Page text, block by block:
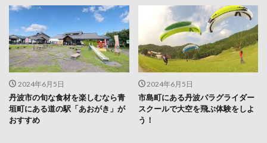
2024年6月5日
丹波市の旬な食材を楽しむなら青
垣町にある道の駅「あおがき」が
おすすめ
2024年6月5日
市島町にある丹波パラグライダー
スクールで大空を飛ぶ体験をしよ
う！